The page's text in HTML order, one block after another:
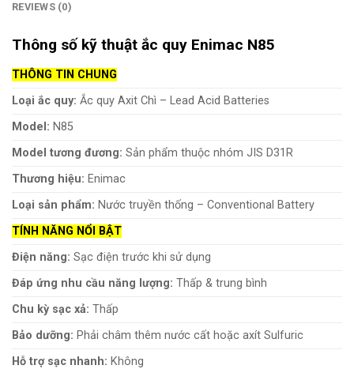
REVIEWS (0)
Thông số kỹ thuật ắc quy Enimac N85
THÔNG TIN CHUNG
Loại ắc quy: Ắc quy Axit Chì – Lead Acid Batteries
Model: N85
Model tương đương: Sản phẩm thuộc nhóm JIS D31R
Thương hiệu: Enimac
Loại sản phẩm: Nước truyền thống – Conventional Battery
TÍNH NĂNG NỔI BẬT
Điện năng: Sạc điện trước khi sử dụng
Đáp ứng nhu cầu năng lượng: Thấp & trung bình
Chu kỳ sạc xả: Thấp
Bảo dưỡng: Phải châm thêm nước cất hoặc axít Sulfuric
Hỗ trợ sạc nhanh: Không